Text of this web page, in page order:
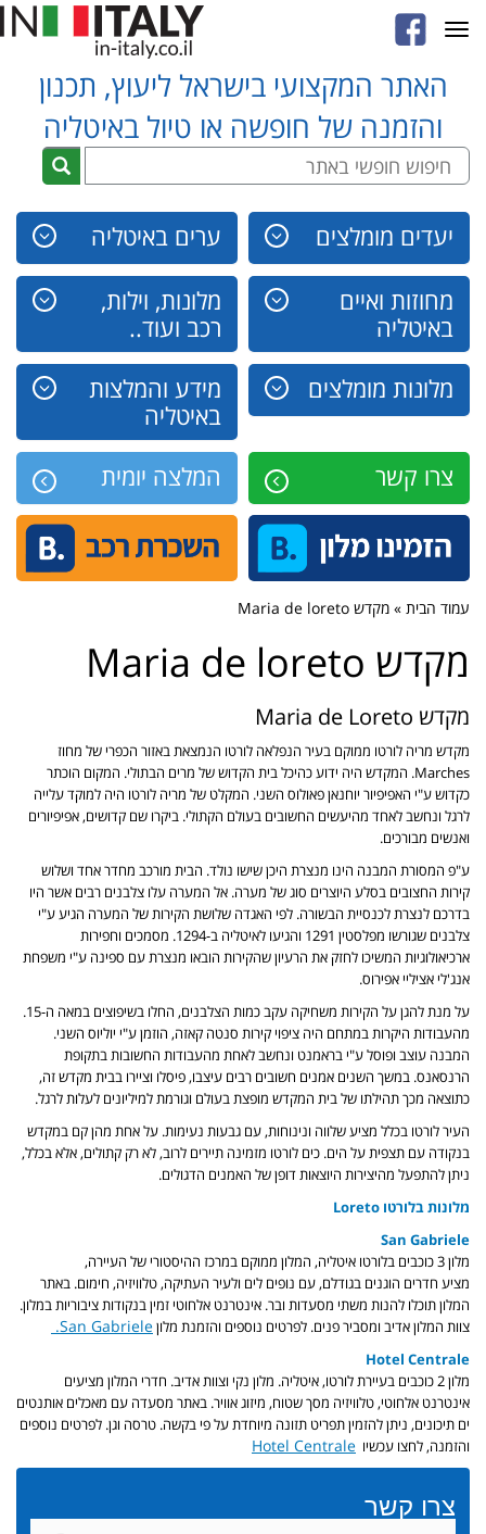
האתר המקצועי בישראל ליעוץ, תכנון
והזמנה של חופשה או טיול באיטליה
יעדים מומלצים ערים באיטליה
מחוזות ואיים
באיטליה
מלונות, וילות,
רכב ועוד..
מלונות מומלצים
מידע והמלצות
באיטליה
צרו קשר
המלצה יומית
Toggle
navigation
עמוד הבית » מקדש Maria de loreto
מקדש Maria de loreto
מקדש Maria de Loreto
מקדש מריה לורטו ממוקם בעיר הנפלאה לורטו הנמצאת באזור הכפרי של מחוז
Marches. המקדש היה ידוע כהיכל בית הקדוש של מרים הבתולי. המקום הוכתר
כקדוש ע"י האפיפיור יוחנאן פאולוס השני. המקלט של מריה לורטו היה למוקד עלייה
לרגל ונחשב לאחד מהיעשים החשובים בעולם הקתולי. ביקרו שם קדושים, אפיפיורים
ואנשים מבורכים.
ע"פ המסורת המבנה הינו מנצרת היכן שישו נולד. הבית מורכב מחדר אחד ושלוש
קירות החצובים בסלע היוצרים סוג של מערה. אל המערה עלו צלבנים רבים אשר היו
בדרכם לנצרת לכנסיית הבשורה. לפי האגדה שלושת הקירות של המערה הגיע ע"י
צלבנים שגורשו מפלסטין 1291 והגיעו לאיטליה ב-1294. מסמכים וחפירות
ארכיאולוגיות המשיכו לחזק את הרעיון שהקירות הובאו מנצרת עם ספינה ע"י משפחת
אנג'לי אציליי אפירוס.
על מנת להגן על הקירות משחיקה עקב כמות הצלבנים, החלו בשיפוצים במאה ה-15.
מהעבודות היקרות במתחם היה ציפוי קירות סנטה קאזה, הוזמן ע"י יוליוס השני.
המבנה עוצב ופוסל ע"י בראמנט ונחשב לאחת מהעבודות החשובות בתקופת
הרנסאנס. במשך השנים אמנים חשובים רבים עיצבו, פיסלו וציירו בבית מקדש זה,
כתוצאה מכך תהילתו של בית המקדש מופצת בעולם וגורמת למיליונים לעלות לרגל.
העיר לורטו בכלל מציע שלווה ונינוחות, עם גבעות נעימות. על אחת מהן קם במקדש
בנקודה עם תצפית על הים. כים לורטו מזמינה תיירים לרוב, לא רק קתולים, אלא בכלל,
ניתן להתפעל מהיצירות היוצאות דופן של האמנים הדגולים.
מלונות בלורטו Loreto
San Gabriele
מלון 3 כוכבים בלורטו איטליה, המלון ממוקם במרכז ההיסטורי של העיירה,
מציע חדרים הוגנים בגודלם, עם נופים לים ולעיר העתיקה, טלוויזיה, חימום. באתר
המלון תוכלו להנות משתי מסעדות ובר. אינטרנט אלחוטי זמין בנקודות ציבוריות במלון.
צוות המלון אדיב ומסביר פנים. לפרטים נוספים והזמנת מלון San Gabriele.
Hotel Centrale
מלון 2 כוכבים בעיירת לורטו, איטליה. מלון נקי וצוות אדיב. חדרי המלון מציעים
אינטרנט אלחוטי, טלוויזיה מסך שטוח, מיזוג אוויר. באתר מסעדה עם מאכלים אותנטים
ים תיכונים, ניתן להזמין תפריט תזונה מיוחדת על פי בקשה. טרסה וגן. לפרטים נוספים
והזמנה, לחצו עכשיו Hotel Centrale